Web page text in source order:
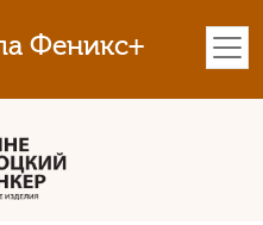
Феникс+